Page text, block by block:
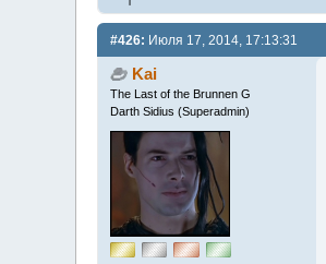
#426: Июля 17, 2014, 17:13:31
Kai
The Last of the Brunnen G
Darth Sidius (Superadmin)